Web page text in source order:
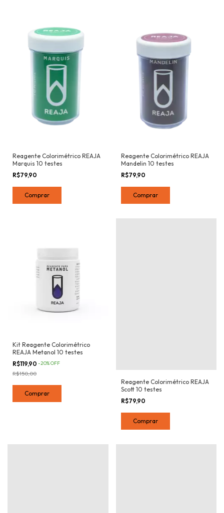
Reagente Colorimétrico REAJA
Marquis 10 testes
R$79,90
Reagente Colorimétrico REAJA
Mandelin 10 testes
R$79,90
Kit Reagente Colorimétrico
REAJA Metanol 10 testes
R$119,90 -20%OFF
R$150,00
Reagente Colorimétrico REAJA
Scott 10 testes
R$79,90